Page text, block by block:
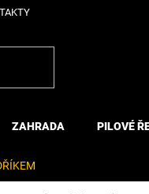
ZAHRADA PILOVÉ